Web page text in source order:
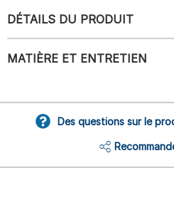
DÉTAILS DU PRODUIT
MATIÈRE ET ENTRETIEN
Des questions sur le